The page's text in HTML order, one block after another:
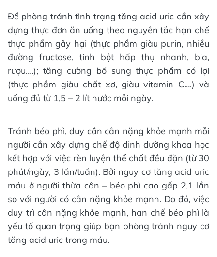
Để phòng tránh tình trạng tăng acid uric cần xây
dựng thực đơn ăn uống theo nguyên tắc hạn chế
thực phẩm gây hại (thực phẩm giàu purin, nhiều
đường fructose, tinh bột hấp thụ nhanh, bia,
rượu….); tăng cường bổ sung thực phẩm có lợi
(thực phẩm giàu chất xơ, giàu vitamin C….) và
uống đủ từ 1,5 – 2 lít nước mỗi ngày.
Tránh béo phì, duy cần cân nặng khỏe mạnh mỗi
người cần xây dựng chế độ dinh dưỡng khoa học
kết hợp với việc rèn luyện thể chất đều đặn (từ 30
phút/ngày, 3 lần/tuần). Bởi nguy cơ tăng acid uric
máu ở người thừa cân – béo phì cao gấp 2,1 lần
so với người có cân nặng khỏe mạnh. Do đó, việc
duy trì cân nặng khỏe mạnh, hạn chế béo phì là
yếu tố quan trọng giúp bạn phòng tránh nguy cơ
tăng acid uric trong máu.